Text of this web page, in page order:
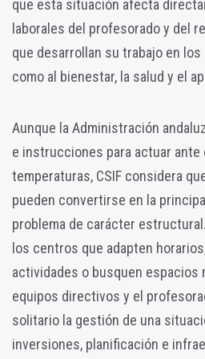
que esta situación afecta
laborales del profesorado y del
que desarrollan su trabajo en
como al bienestar, la salud y el
Aunque la Administración
e instrucciones para actuar ante
temperaturas, CSIF considera
pueden convertirse en la
problema de carácter
los centros que adapten
actividades o busquen espacios
equipos directivos y el
solitario la gestión de una
inversiones, planificación e